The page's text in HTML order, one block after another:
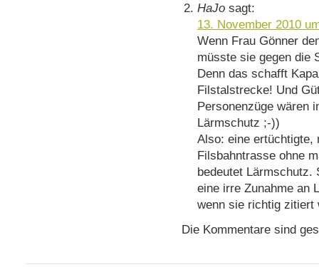
HaJo sagt:
13. November 2010
Wenn Frau Gönner
müsste sie gegen die
Denn das schafft
Filstalstrecke! Und
Personenzüge wären
Lärmschutz ;-))
Also: eine ertüchtigte,
Filsbahntrasse ohne
bedeutet Lärmschutz.
eine irre Zunahme an
wenn sie richtig zitiert
Die Kommentare sind